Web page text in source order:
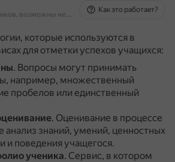
На основе источников, возможны неточности
Как это работает?
которые используются в
для отметки успехов учащихся:
. Вопросы могут принимать
например, множественный
пробелов или единственный
. Оценивание в процессе
анализ знаний, умений, ценностных
и поведения учащегося.
ученика. Сервис, в котором